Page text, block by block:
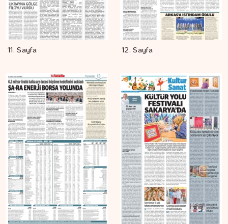
11. Sayfa 12. Sayfa